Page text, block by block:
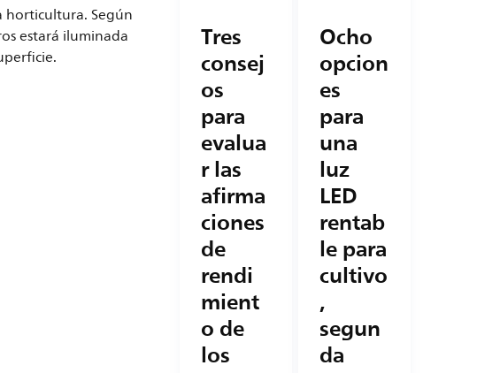
horticultura. Según
estará iluminada
Tres
consej
os
para
evalua
r las
afirma
ciones
de
rendi
mient
o de
los
Ocho
opcion
es
para
una
luz
LED
rentab
le para
cultivo
,
segun
da